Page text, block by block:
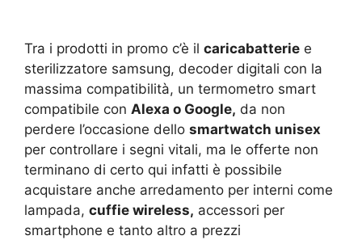
Tra i prodotti in promo c’è il caricabatterie e
sterilizzatore samsung, decoder digitali con la
massima compatibilità, un termometro smart
compatibile con Alexa o Google, da non
perdere l’occasione dello smartwatch unisex
per controllare i segni vitali, ma le offerte non
terminano di certo qui infatti è possibile
acquistare anche arredamento per interni come
lampada, cuffie wireless, accessori per
smartphone e tanto altro a prezzi